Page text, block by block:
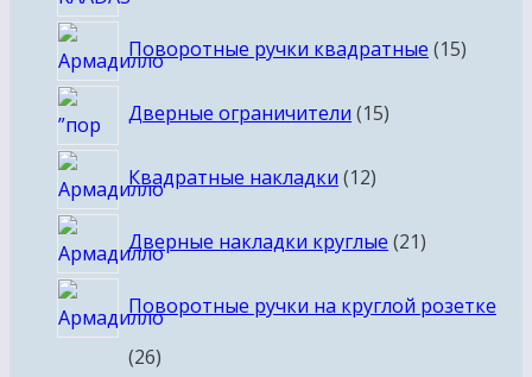
Поворотные ручки квадратные 1515
Дверные ограничители 1515
Квадратные накладки 1212
Дверные накладки круглые 2121
Поворотные ручки на круглой розетке
2626